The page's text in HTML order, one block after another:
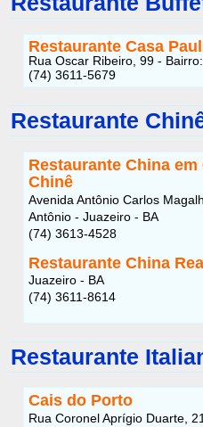
Restaurante Casa
Rua Oscar Ribeiro, 99 -
(74) 3611-5679
Restaurante
Restaurante China
Chinê
Avenida Antônio Carlos
Antônio - Juazeiro - BA
(74) 3613-4528
Restaurante China
Juazeiro - BA
(74) 3611-8614
Restaurante
Cais do Porto
Rua Coronel Aprígio Duarte,